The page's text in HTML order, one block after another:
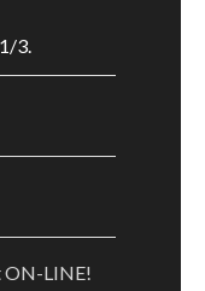
3.
ON-LINE!